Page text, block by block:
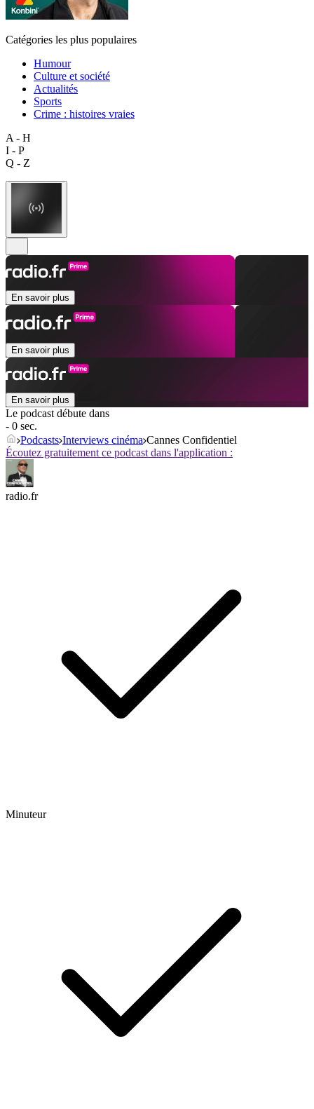
Catégories les plus populaires
Humour
Culture et société
Actualités
Sports
Crime : histoires vraies
A - H
I - P
Q - Z
En savoir plus
En savoir plus
En savoir plus
Le podcast débute dans
- 0 sec.
Podcasts Interviews cinéma Cannes Confidentiel
Écoutez gratuitement ce podcast dans l'application :
radio.fr
Minuteur